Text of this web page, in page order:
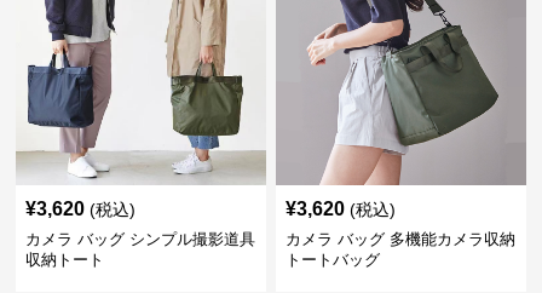
¥3,620 (税込)
カメラ バッグ シンプル撮影道具
収納トート
¥3,620 (税込)
カメラ バッグ 多機能カメラ収納
トートバッグ